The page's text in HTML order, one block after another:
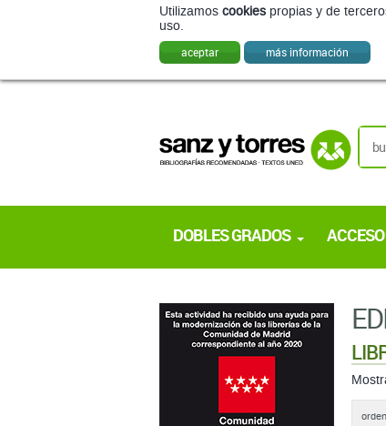
Utilizamos cookies propias y de
uso.
aceptar más información
DOBLES GRADOS ACCESO